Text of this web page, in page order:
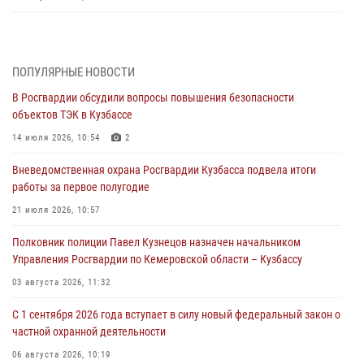
07 августа 2026, 06:33
Генерал-полковник Олег Плохой поздравил специалистов
организационно-штатных подразделений Росгвардии с
профессиональным праздником
С 1 сентября 2026 года вступает в силу новый федеральный закон о
частной охранной деятельности
Росгвардейцы задержали предполагаемого виновника причинения
ножевого ранения кемеровчанину
Росгвардейцы задержали мужчину, повредившего имущество
горожанки
ПОПУЛЯРНЫЕ НОВОСТИ
В Росгвардии обсудили вопросы повышения безопасности
объектов ТЭК в Кузбассе
14 июля 2026, 10:54 2
Вневедомственная охрана Росгвардии Кузбасса подвела итоги
работы за первое полугодие
21 июля 2026, 10:57
Полковник полиции Павел Кузнецов назначен начальником
Управления Росгвардии по Кемеровской области – Кузбассу
03 августа 2026, 11:32
С 1 сентября 2026 года вступает в силу новый федеральный закон о
частной охранной деятельности
06 августа 2026, 10:19